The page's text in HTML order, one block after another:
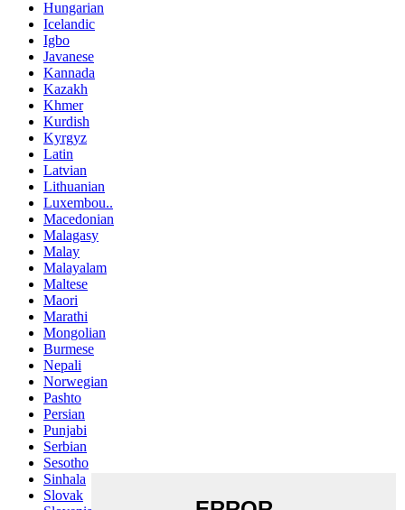
Hungarian
Icelandic
Igbo
Javanese
Kannada
Kazakh
Khmer
Kurdish
Kyrgyz
Latin
Latvian
Lithuanian
Luxembou..
Macedonian
Malagasy
Malay
Malayalam
Maltese
Maori
Marathi
Mongolian
Burmese
Nepali
Norwegian
Pashto
Persian
Punjabi
Serbian
Sesotho
Sinhala
Slovak